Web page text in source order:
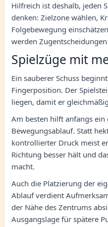
Hilfreich ist deshalb, jeden
denken: Zielzone wählen,
Folgebewegung
werden
Spielzüge mit
Ein sauberer Schuss
Fingerposition. Der
liegen, damit er
Am besten hilft anfangs
Bewegungsablauf. Statt
kontrollierter Druck meist
Richtung besser hält und
macht.
Auch die Platzierung der
Ablauf verdient
der Nähe des Zentrums
Ausgangslage für spätere